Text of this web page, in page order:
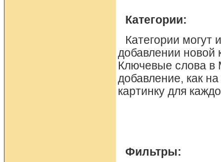
Категории:
Категории могут
добавлении новой
Ключевые слова в
добавление, как
картинку для
Фильтры: